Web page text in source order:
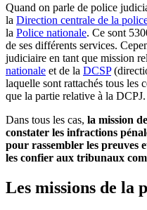
Quand on parle de police
la Direction centrale de la
la Police nationale. Ce sont
de ses différents services.
judiciaire en tant que mission
nationale et de la DCSP
laquelle sont rattachés tous les
que la partie relative à la DCPJ.
Dans tous les cas, la mission
constater les infractions
pour rassembler les preuves
les confier aux tribunaux
Les missions de la